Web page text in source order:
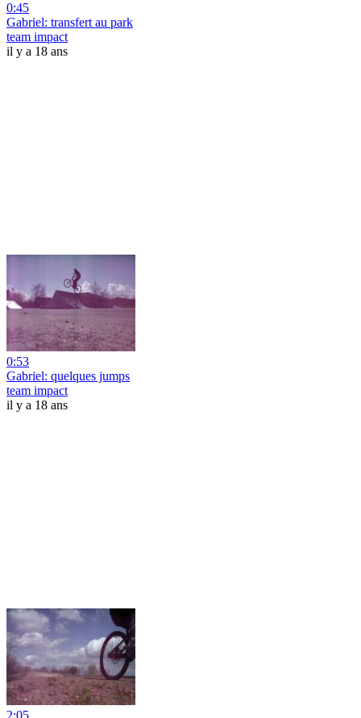
0:45
Gabriel: transfert au park
team impact
il y a 18 ans
0:53
Gabriel: quelques jumps
team impact
il y a 18 ans